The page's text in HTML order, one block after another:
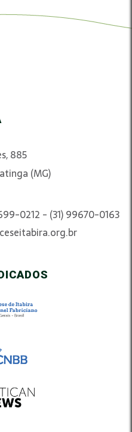
885
(MG)
0212 - (31) 99670-0163